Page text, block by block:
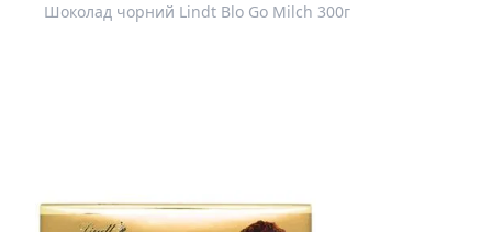
Шоколад чорний Lindt Blo Go Milch 300г